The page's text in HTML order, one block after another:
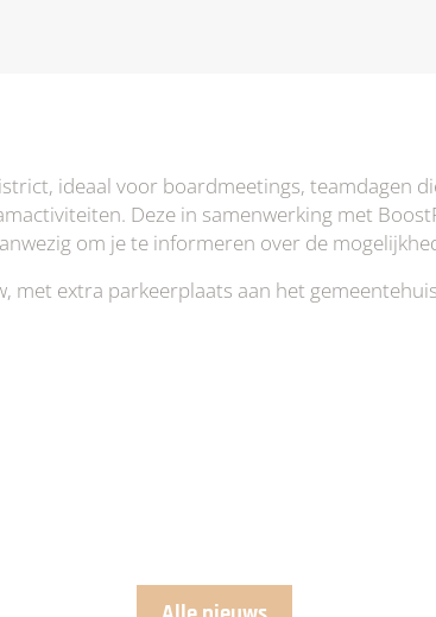
ideaal voor boardmeetings, teamdagen
Deze in samenwerking met
om je te informeren over de
met extra parkeerplaats aan het